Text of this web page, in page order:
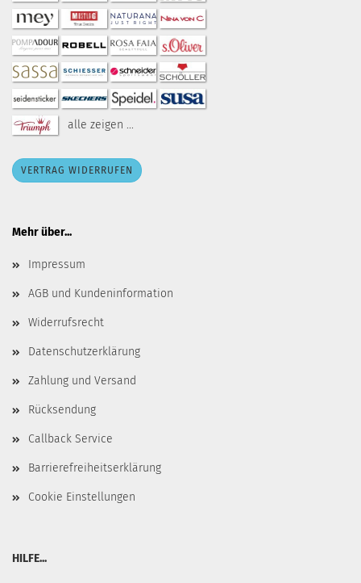
alle zeigen ...
VERTRAG WIDERRUFEN
Mehr über...
Impressum
AGB und Kundeninformation
Widerrufsrecht
Datenschutzerklärung
Zahlung und Versand
Rücksendung
Callback Service
Barrierefreiheitserklärung
Cookie Einstellungen
HILFE...